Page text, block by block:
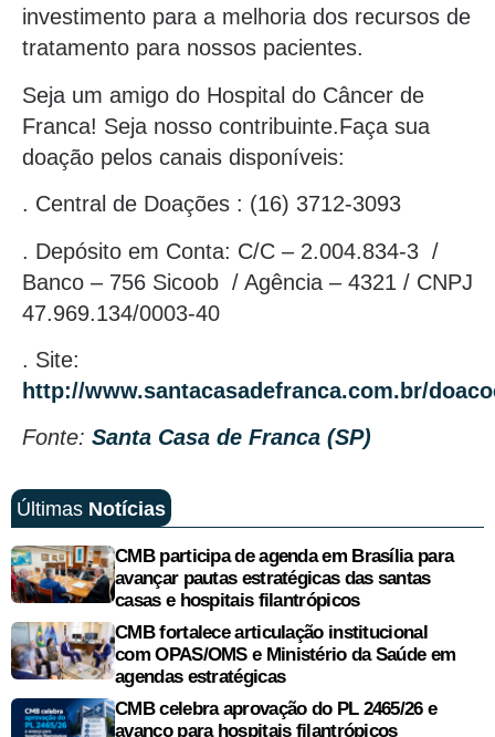
investimento para a melhoria dos recursos de
tratamento para nossos pacientes.
Seja um amigo do Hospital do Câncer de
Franca! Seja nosso contribuinte.Faça sua
doação pelos canais disponíveis:
. Central de Doações : (16) 3712-3093
. Depósito em Conta: C/C – 2.004.834-3 /
Banco – 756 Sicoob / Agência – 4321 / CNPJ
47.969.134/0003-40
. Site:
http://www.santacasadefranca.com.br/
Fonte: Santa Casa de Franca (SP)
Últimas Notícias
CMB participa de agenda em Brasília para
avançar pautas estratégicas das santas
casas e hospitais filantrópicos
CMB fortalece articulação institucional
com OPAS/OMS e Ministério da Saúde em
agendas estratégicas
CMB celebra aprovação do PL 2465/26 e
avanço para hospitais filantrópicos